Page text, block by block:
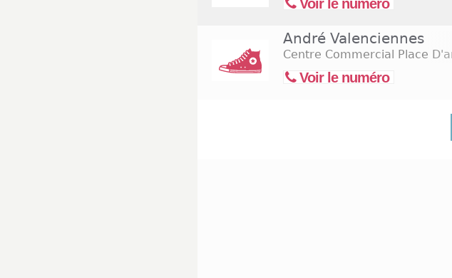
Voir le numéro
André Valenciennes
Centre Commercial Place
Voir le numéro